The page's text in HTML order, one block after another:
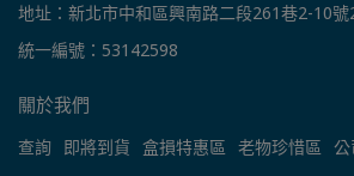
地址：新北市中和區興南路二段261巷2-10號
統一編號：53142598
關於我們
查詢 即將到貨 盒損特惠區 老物珍惜區